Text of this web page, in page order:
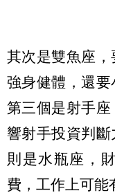
其次是雙魚座
強身健體，還要
第三個是射手
響射手投資判
則是水瓶座，
費，工作上可能